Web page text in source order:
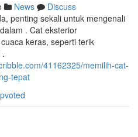
News
Discuss
penting sekali untuk mengenali
. Cat eksterior
keras, seperti terik
.
41162325/memilih-cat-
tepat